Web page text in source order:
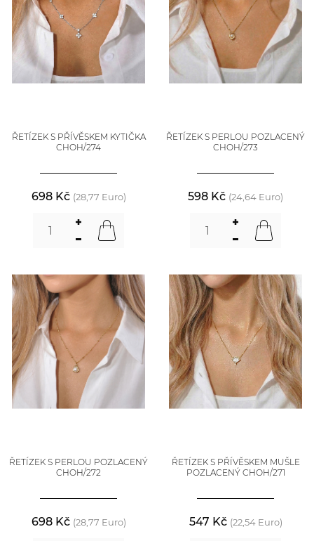
ŘETÍZEK S PŘÍVĚSKEM KYTIČKA
CHOH/274
698 Kč (28,77 Euro)
ŘETÍZEK S PERLOU POZLACENÝ
CHOH/273
598 Kč (24,64 Euro)
ŘETÍZEK S PERLOU POZLACENÝ
CHOH/272
698 Kč (28,77 Euro)
ŘETÍZEK S PŘÍVĚSKEM MUŠLE
POZLACENÝ CHOH/271
547 Kč (22,54 Euro)